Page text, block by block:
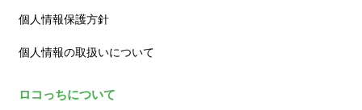
個人情報保護方針
個人情報の取扱いについて
ロコっちについて